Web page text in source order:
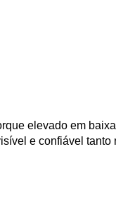
elevado em
e confiável tanto